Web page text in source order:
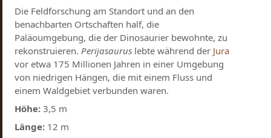
Die Feldforschung am Standort und an den
benachbarten Ortschaften half, die
Paläoumgebung, die der Dinosaurier bewohnte, zu
rekonstruieren.Perijasaurus lebte während der Jura
vor etwa 175 Millionen Jahren in einer Umgebung
von niedrigen Hängen, die mit einem Fluss und
einem Waldgebiet verbunden waren.
Höhe: 3,5 m
Länge: 12 m